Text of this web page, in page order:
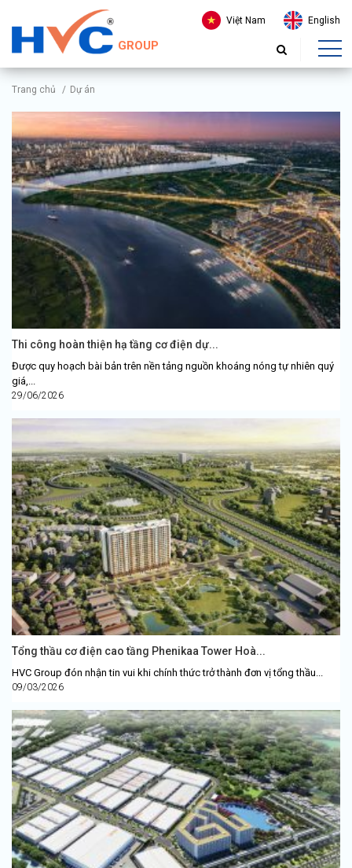
GROUP
Việt Nam English
Trang chủ / Dự án
Thi công hoàn thiện hạ tầng cơ điện dự...
Được quy hoạch bài bản trên nền tảng nguồn khoáng nóng tự nhiên quý
giá,...
29/06/2026
Tổng thầu cơ điện cao tầng Phenikaa Tower Hoà...
HVC Group đón nhận tin vui khi chính thức trở thành đơn vị tổng thầu...
09/03/2026